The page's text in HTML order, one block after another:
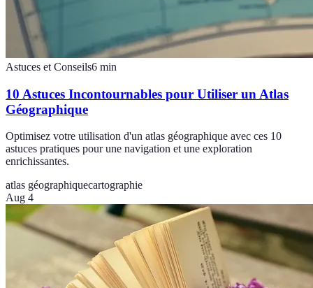
Astuces et Conseils6 min
10 Astuces Incontournables pour Utiliser un Atlas
Géographique
Optimisez votre utilisation d'un atlas géographique avec ces 10
astuces pratiques pour une navigation et une exploration
enrichissantes.
atlas géographiquecartographie
Aug 4